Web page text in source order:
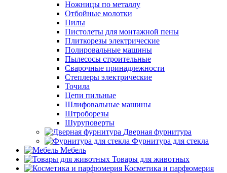
Ножницы по металлу
Отбойные молотки
Пилы
Пистолеты для монтажной пены
Плиткорезы электрические
Полировальные машины
Пылесосы строительные
Сварочные принадлежности
Степлеры электрические
Точила
Цепи пильные
Шлифовальные машины
Штроборезы
Шуруповерты
Дверная фурнитура
Фурнитура для стекла
Мебель
Товары для животных
Косметика и парфюмерия